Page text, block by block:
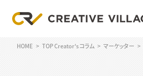
HOME TOP Creator's コラム マーケッター